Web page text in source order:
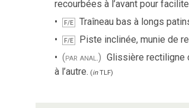
recourbées à l’avant pour
F/E Traîneau bas à longs
F/E
Piste inclinée, munie de
(par anal.) Glissière rectiligne
à l’autre. (inTLF)